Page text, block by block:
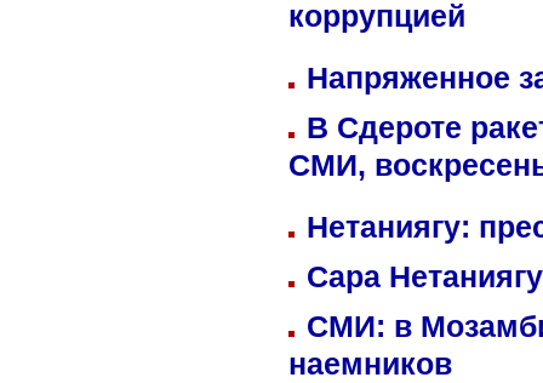
коррупцией
Напряженное
В Сдероте
СМИ,
Нетаниягу:
Сара
СМИ: в
наемников